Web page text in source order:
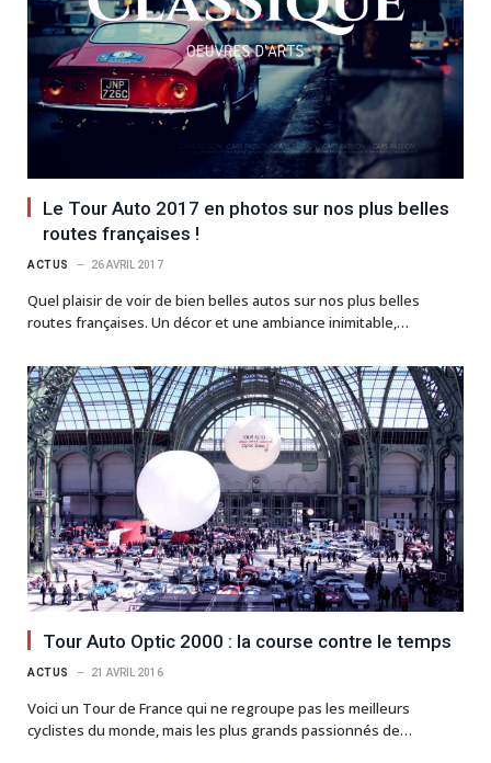
Le Tour Auto 2017 en photos sur nos plus belles
routes françaises !
ACTUS 26 AVRIL 2017
Quel plaisir de voir de bien belles autos sur nos plus belles
routes françaises. Un décor et une ambiance inimitable,…
Tour Auto Optic 2000 : la course contre le temps
ACTUS 21 AVRIL 2016
Voici un Tour de France qui ne regroupe pas les meilleurs
cyclistes du monde, mais les plus grands passionnés de…